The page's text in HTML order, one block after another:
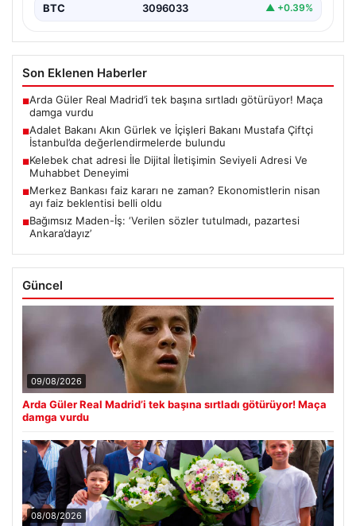
BTC 3096033 ▲ +0.39%
Son Eklenen Haberler
■Arda Güler Real Madrid’i tek başına sırtladı götürüyor! Maça
damga vurdu
■Adalet Bakanı Akın Gürlek ve İçişleri Bakanı Mustafa Çiftçi
İstanbul’da değerlendirmelerde bulundu
■Kelebek chat adresi İle Dijital İletişimin Seviyeli Adresi Ve
Muhabbet Deneyimi
■Merkez Bankası faiz kararı ne zaman? Ekonomistlerin nisan
ayı faiz beklentisi belli oldu
■Bağımsız Maden-İş: ‘Verilen sözler tutulmadı, pazartesi
Ankara’dayız’
Güncel
09/08/2026
Arda Güler Real Madrid’i tek başına sırtladı götürüyor! Maça
damga vurdu
08/08/2026